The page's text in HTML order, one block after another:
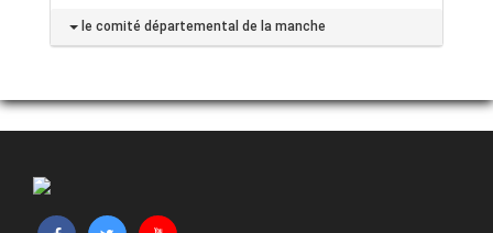
le comité départemental de la manche